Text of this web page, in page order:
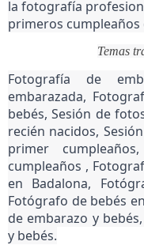
la fotografía
primeros cumpleaños
Temas
Fotografía de
embarazada,
bebés, Sesión de
recién nacidos,
primer
cumpleaños ,
en Badalona,
Fotógrafo de bebés
de embarazo y
y bebés.